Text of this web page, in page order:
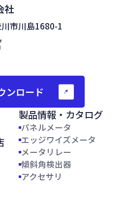
社
市川島1680-1
ンロード
製品情報・カタログ
パネルメータ
エッジワイズメータ
メータリレー
傾斜角検出器
アクセサリ